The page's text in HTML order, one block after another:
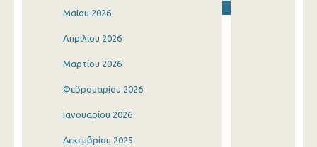
Μαΐου 2026
Απριλίου 2026
Μαρτίου 2026
Φεβρουαρίου 2026
Ιανουαρίου 2026
Δεκεμβρίου 2025